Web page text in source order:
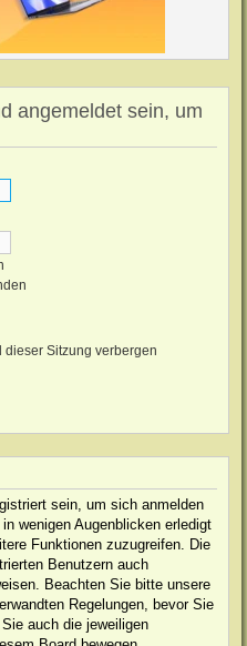
angemeldet sein, um
Sitzung verbergen
sein, um sich anmelden
wenigen Augenblicken erledigt
Funktionen zuzugreifen. Die
Benutzern auch
Beachten Sie bitte unsere
Regelungen, bevor Sie
auch die jeweiligen